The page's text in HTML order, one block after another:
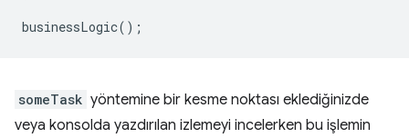
businessLogic();
someTask yöntemine bir kesme noktası eklediğinizde
veya konsolda yazdırılan izlemeyi incelerken bu işlemin